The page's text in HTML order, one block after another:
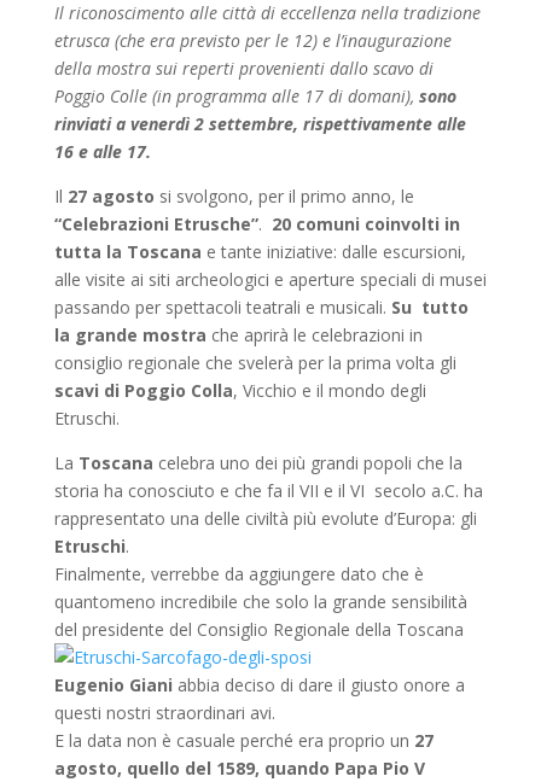
Il riconoscimento alle città di eccellenza nella tradizione
etrusca (che era previsto per le 12) e l’inaugurazione
della mostra sui reperti provenienti dallo scavo di
Poggio Colle (in programma alle 17 di domani), sono
rinviati a venerdì 2 settembre, rispettivamente alle
16 e alle 17.
Il 27 agosto si svolgono, per il primo anno, le
“Celebrazioni Etrusche”. 20 comuni coinvolti in
tutta la Toscana e tante iniziative: dalle escursioni,
alle visite ai siti archeologici e aperture speciali di musei
passando per spettacoli teatrali e musicali. Su tutto
la grande mostra che aprirà le celebrazioni in
consiglio regionale che svelerà per la prima volta gli
scavi di Poggio Colla, Vicchio e il mondo degli
Etruschi.
La Toscana celebra uno dei più grandi popoli che la
storia ha conosciuto e che fa il VII e il VI secolo a.C. ha
rappresentato una delle civiltà più evolute d’Europa: gli
Etruschi.
Finalmente, verrebbe da aggiungere dato che è
quantomeno incredibile che solo la grande sensibilità
del presidente del Consiglio Regionale della Toscana
Eugenio Giani abbia deciso di dare il giusto onore a
questi nostri straordinari avi.
E la data non è casuale perché era proprio un 27
agosto, quello del 1589, quando Papa Pio V